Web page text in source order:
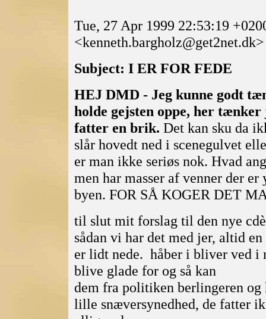
Tue, 27 Apr 1999 22:53:19
Subject: I ER FOR FEDE
HEJ DMD - Jeg kunne godt
holde gejsten oppe, her
fatter en brik. Det kan sku da
slår hovedt ned i scenegulvet
er man ikke seriøs nok. Hvad
men har masser af venner der
byen. FOR SÅ KOGER DET
til slut mit forslag til den nye
sådan vi har det med jer, altid
er lidt nede. håber i bliver ved i
blive glade for og så kan
dem fra politiken berlingeren og
lille snæversynedhed, de fatter